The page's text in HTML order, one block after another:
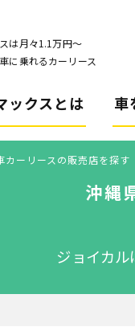
は月々1.1万円〜
に乗れるカーリース
ックスとは 車
カーリースの販売店を探す
沖縄
ジョイカル